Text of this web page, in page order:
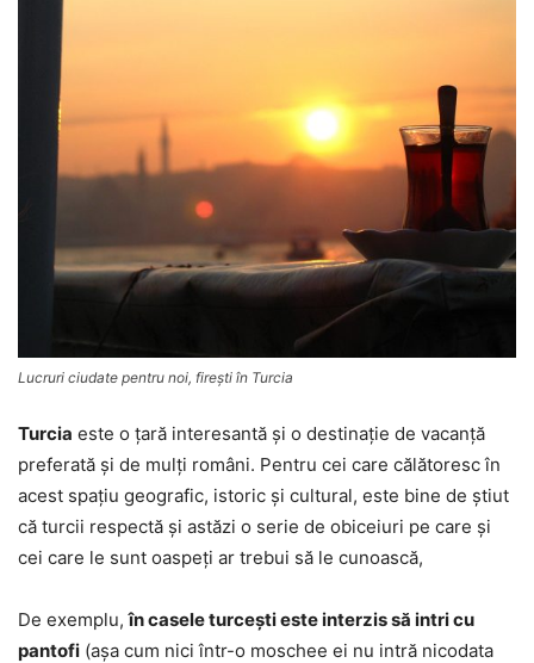
Lucruri ciudate pentru noi, fireşti în Turcia
Turcia este o ţară interesantă şi o destinaţie de vacanţă
preferată şi de mulţi români. Pentru cei care călătoresc în
acest spaţiu geografic, istoric şi cultural, este bine de ştiut
că turcii respectă şi astăzi o serie de obiceiuri pe care şi
cei care le sunt oaspeţi ar trebui să le cunoască,
De exemplu,în casele turcești este interzis să intri cu
pantofi (aşa cum nici într-o moschee ei nu intră nicodata